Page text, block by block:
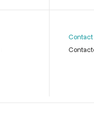
Contact